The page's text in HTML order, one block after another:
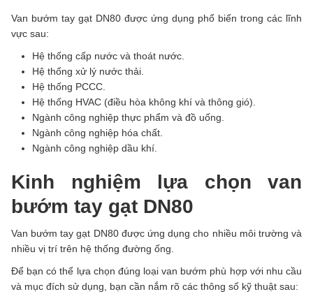
Van bướm tay gạt DN80 được ứng dụng phổ biến trong các lĩnh
vực sau:
Hệ thống cấp nước và thoát nước.
Hệ thống xử lý nước thải.
Hệ thống PCCC.
Hệ thống HVAC (điều hòa không khí và thông gió).
Ngành công nghiệp thực phẩm và đồ uống.
Ngành công nghiệp hóa chất.
Ngành công nghiệp dầu khí.
Kinh nghiệm lựa chọn van
bướm tay gạt DN80
Van bướm tay gạt DN80 được ứng dụng cho nhiều môi trường và
nhiều vị trí trên hệ thống đường ống.
Để bạn có thể lựa chọn đúng loại van bướm phù hợp với nhu cầu
và mục đích sử dụng, bạn cần nắm rõ các thông số kỹ thuật sau: